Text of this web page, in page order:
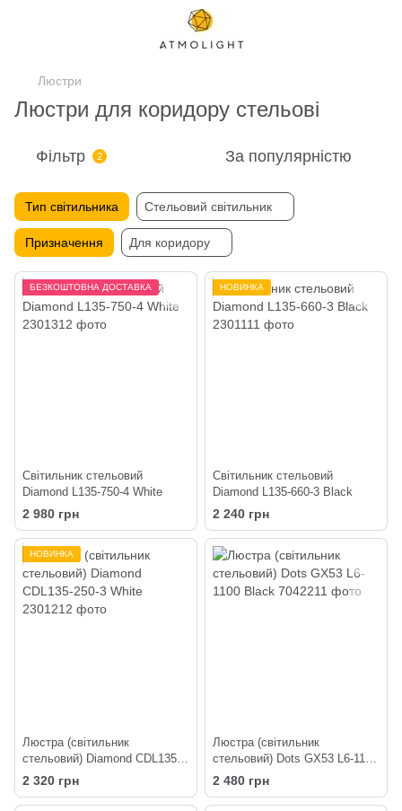
Люстри
Люстри для коридору стельові
Фільтр 2 За популярністю
Тип світильника Стельовий світильник
Призначення Для коридору
БЕЗКОШТОВНА ДОСТАВКА
Світильник стельовий
Diamond L135-750-4 White
2 980 грн
НОВИНКА
Світильник стельовий
Diamond L135-660-3 Black
2 240 грн
НОВИНКА
Люстра (світильник
стельовий) Diamond CDL135-
250-3 White
2 320 грн
Люстра (світильник
стельовий) Dots GX53 L6-1100
Black
2 480 грн